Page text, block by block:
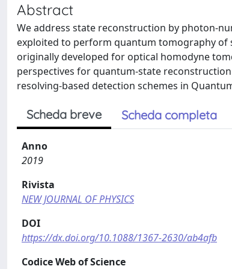
Abstract
We address state reconstruction by photon-
exploited to perform quantum tomography
originally developed for optical homodyne
perspectives for quantum-state
resolving-based detection schemes in
Scheda breve Scheda completa
Anno
2019
Rivista
NEW JOURNAL OF PHYSICS
DOI
https://dx.doi.org/10.1088/1367-2630/ab4afb
Codice Web of Science